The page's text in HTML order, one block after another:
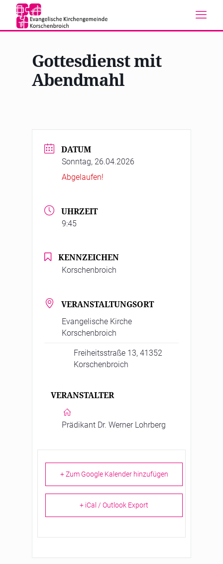
Gottesdienst mit
Abendmahl
DATUM
Sonntag, 26.04.2026
Abgelaufen!
UHRZEIT
9:45
KENNZEICHEN
Korschenbroich
VERANSTALTUNGSORT
Evangelische Kirche
Korschenbroich
Freiheitsstraße 13, 41352
Korschenbroich
VERANSTALTER
Prädikant Dr. Werner Lohrberg
+ Zum Google Kalender hinzufügen
+ iCal / Outlook Export